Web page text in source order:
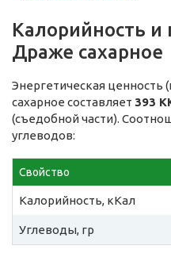
Калорийность и
Драже сахарное
Энергетическая ценность
сахарное составляет 393
(съедобной части).
углеводов:
Свойство
Калорийность, кКал
Углеводы, гр